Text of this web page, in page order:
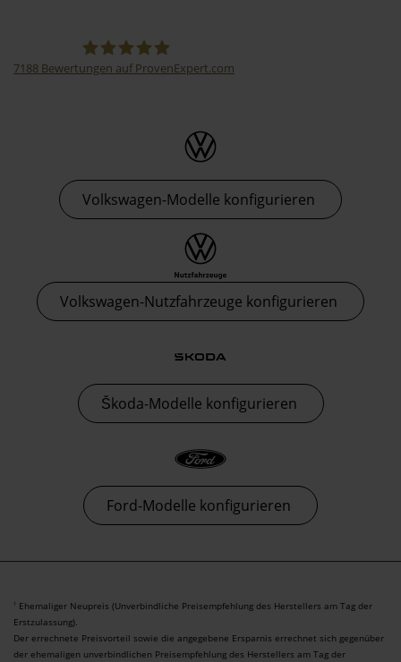
7188 Bewertungen auf ProvenExpert.com
Volkswagen-Modelle konfigurieren
Volkswagen-Nutzfahrzeuge konfigurieren
Škoda-Modelle konfigurieren
Ford-Modelle konfigurieren
1 Ehemaliger Neupreis (Unverbindliche Preisempfehlung des Herstellers am Tag der
Erstzulassung).
Der errechnete Preisvorteil sowie die angegebene Ersparnis errechnet sich gegenüber
der ehemaligen unverbindlichen Preisempfehlung des Herstellers am Tag der